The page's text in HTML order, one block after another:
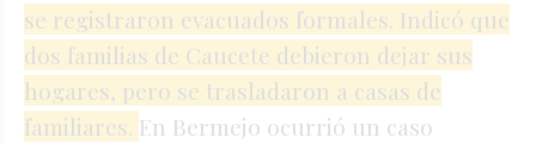
se registraron evacuados formales. Indicó que
dos familias de Caucete debieron dejar sus
hogares, pero se trasladaron a casas de
familiares. En Bermejo ocurrió un caso